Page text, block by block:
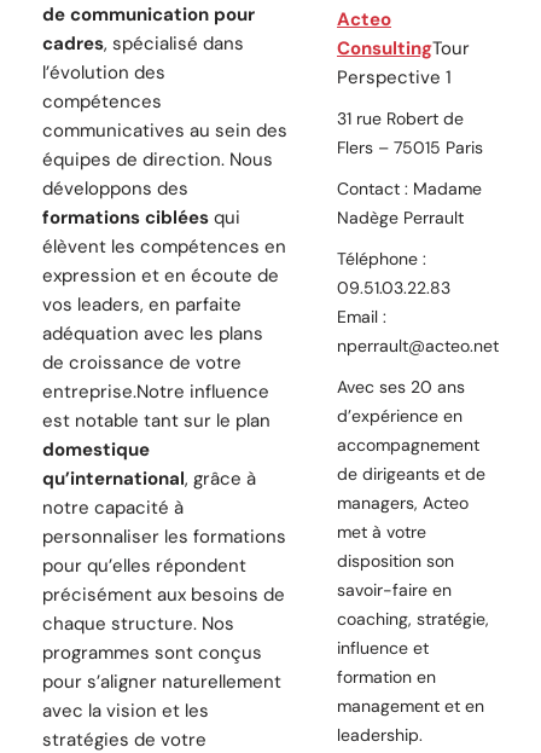
de communication pour
cadres, spécialisé dans
l’évolution des
compétences
communicatives au sein des
équipes de direction. Nous
développons des
formations ciblées qui
élèvent les compétences en
expression et en écoute de
vos leaders, en parfaite
adéquation avec les plans
de croissance de votre
entreprise.Notre influence
est notable tant sur le plan
domestique
qu’international, grâce à
notre capacité à
personnaliser les formations
pour qu’elles répondent
précisément aux besoins de
chaque structure. Nos
programmes sont conçus
pour s’aligner naturellement
avec la vision et les
stratégies de votre
Acteo
ConsultingTour
Perspective 1
31 rue Robert de
Flers – 75015 Paris
Contact : Madame
Nadège Perrault
Téléphone :
09.51.03.22.83
Email :
nperrault@acteo.net
Avec ses 20 ans
d’expérience en
accompagnement
de dirigeants et de
managers, Acteo
met à votre
disposition son
savoir-faire en
coaching, stratégie,
influence et
formation en
management et en
leadership.